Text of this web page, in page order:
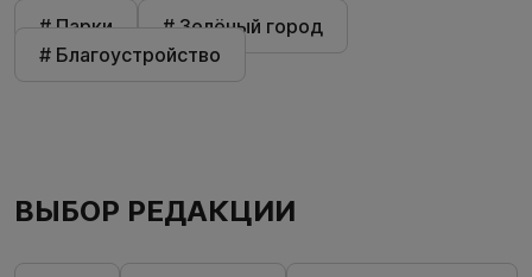
# Парки
# Зелёный город
# Благоустройство
ВЫБОР РЕДАКЦИИ